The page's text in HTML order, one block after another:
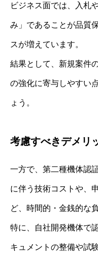
ビジネス面では、入札
み」であることが品質
スが増えています。
結果として、新規案件
の強化に寄与しやすい
ょう。
考慮すべきデメリ
一方で、第二種機体認
に伴う技術コストや、
ど、時間的・金銭的な
特に、自社開発機体で
キュメントの整備や試